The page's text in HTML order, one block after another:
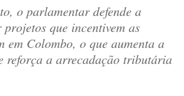
o parlamentar defende a
que incentivem as
em Colombo, o que aumenta a
reforça a arrecadação tributária